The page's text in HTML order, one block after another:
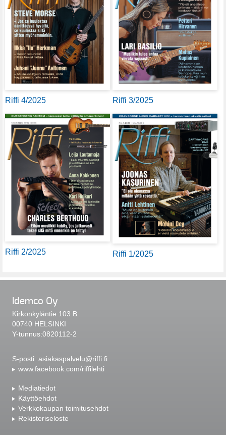
Riffi 4/2025 Riffi 3/2025
Riffi 2/2025 Riffi 1/2025
Idemco Oy
Kirkonkyläntie 103 B
00740 HELSINKI
Y-tunnus:0820112-2
S-posti: asiakaspalvelu@riffi.fi
www.facebook.com/riffilehti
Mediatiedot
Käyttöehdot
Verkkokaupan toimitusehdot
Rekisteriseloste